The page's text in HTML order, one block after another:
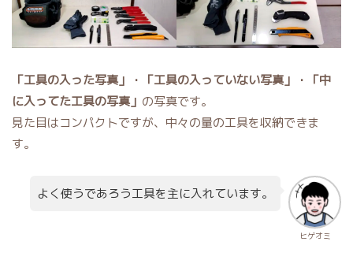
「工具の入った写真」・「工具の入っていない写真」・「中
に入ってた工具の写真」 の写真です。
見た目はコンパクトですが、中々の量の工具を収納できま
す。
ヒゲオミ
よく使うであろう工具を主に入れています。